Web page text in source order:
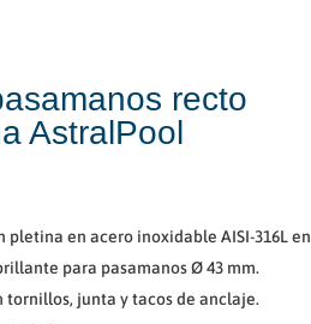
recto
AstralPool
pletina en acero inoxidable AISI-316L en
para pasamanos Ø 43 mm.
tornillos, junta y tacos de anclaje.